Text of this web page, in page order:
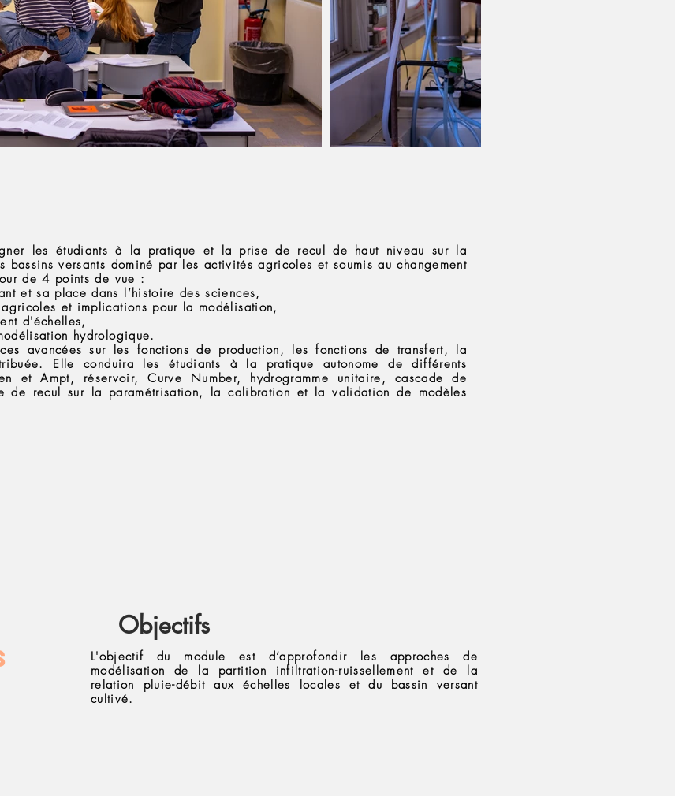
les étudiants à la pratique et la prise de recul de haut niveau sur la
bassins versants dominé par les activités agricoles et soumis au changement
de 4 points de vue :
et sa place dans l’histoire des sciences,
et implications pour la modélisation,
d'échelles,
hydrologique.
avancées sur les fonctions de production, les fonctions de transfert, la
Elle conduira les étudiants à la pratique autonome de différents
et Ampt, réservoir, Curve Number, hydrogramme unitaire, cascade de
de recul sur la paramétrisation, la calibration et la validation de modèles
Objectifs
L'objectif du module est d’approfondir les approches de
modélisation de la partition infiltration-ruissellement et de la
relation pluie-débit aux échelles locales et du bassin versant
cultivé.